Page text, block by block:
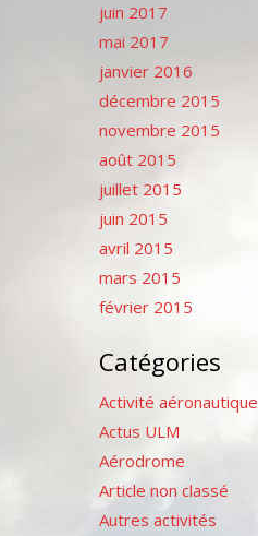
juin 2017
mai 2017
janvier 2016
décembre 2015
novembre 2015
août 2015
juillet 2015
juin 2015
avril 2015
mars 2015
février 2015
Catégories
Activité aéronautique
Actus ULM
Aérodrome
Article non classé
Autres activités